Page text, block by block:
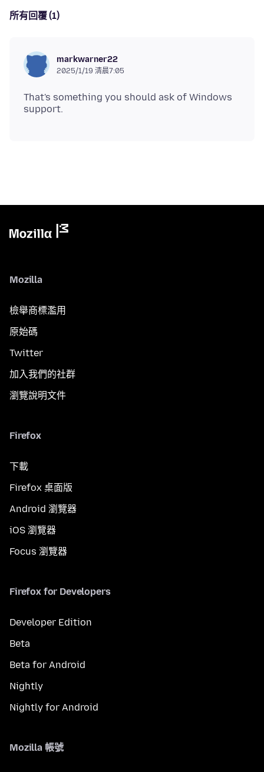
所有回覆 (1)
markwarner22
2025/1/19 清晨7:05
That's something you should ask of Windows
Mozilla
檢舉商標濫用
原始碼
Twitter
加入我們的社群
瀏覽說明文件
Firefox
下載
Firefox 桌面版
Android 瀏覽器
iOS 瀏覽器
Focus 瀏覽器
Firefox for Developers
Developer Edition
Beta
Beta for Android
Nightly
Nightly for Android
Mozilla 帳號